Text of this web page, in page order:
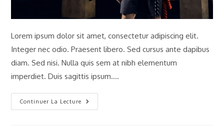
Lorem ipsum dolor sit amet, consectetur adipiscing elit.
Integer nec odio. Praesent libero. Sed cursus ante dapibus
diam. Sed nisi. Nulla quis sem at nibh elementum
imperdiet. Duis sagittis ipsum.…
Continuer La Lecture
Neque
Adipiscing